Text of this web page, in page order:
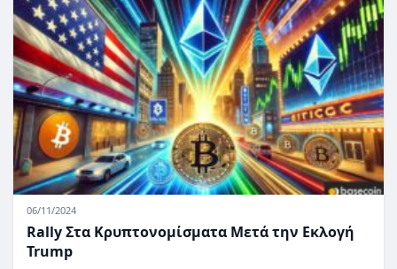
06/11/2024
Rally Στα Κρυπτονομίσματα Μετά την Εκλογή
Trump